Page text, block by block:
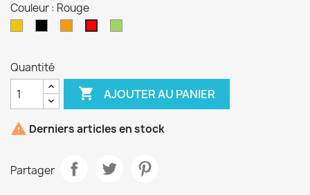
Couleur : Rouge
Quantité
 AJOUTER AU PANIER
 Derniers articles en stock
Partager